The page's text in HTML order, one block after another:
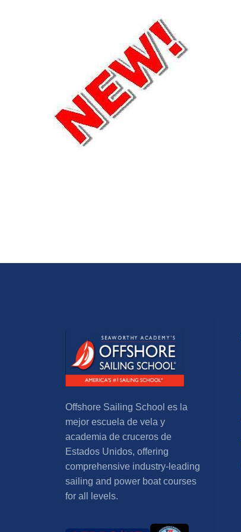
Offshore Sailing School es la
mejor escuela de vela y
academia de cruceros de
Estados Unidos, offering
comprehensive industry-leading
sailing and power boat courses
for all levels.